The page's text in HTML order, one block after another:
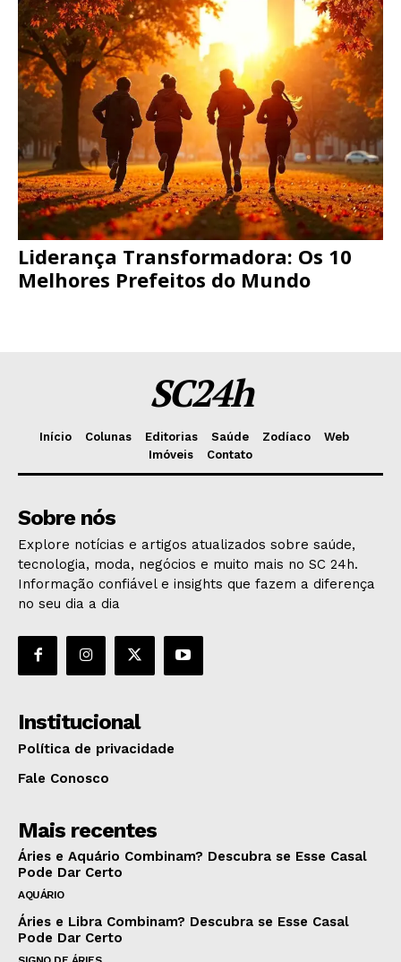
Liderança Transformadora: Os 10
Melhores Prefeitos do Mundo
SC24h
Início Colunas Editorias Saúde Zodíaco
Web
Imóveis
Contato
Sobre nós
Explore notícias e artigos atualizados sobre saúde,
tecnologia, moda, negócios e muito mais no SC 24h.
Informação confiável e insights que fazem a diferença
no seu dia a dia
Institucional
Política de privacidade
Fale Conosco
Mais recentes
Áries e Aquário Combinam? Descubra se Esse Casal
Pode Dar Certo
AQUÁRIO
Áries e Libra Combinam? Descubra se Esse Casal
Pode Dar Certo